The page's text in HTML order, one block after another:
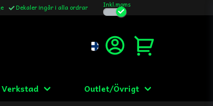
Dekaler ingår i alla ordrar Inkl.moms
Verkstad Outlet/Övrigt